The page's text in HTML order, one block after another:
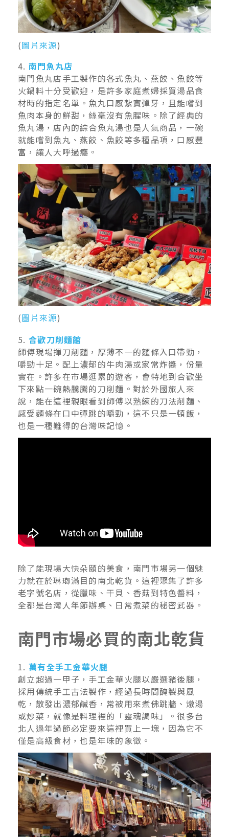
(圖片來源)
4. 南門魚丸店
南門魚丸店手工製作的各式魚丸、燕餃、魚餃等
火鍋料十分受歡迎，是許多家庭煮婦採買湯品食
材時的指定名單。魚丸口感紮實彈牙，且能嚐到
魚肉本身的鮮甜，絲毫沒有魚腥味。除了經典的
魚丸湯，店內的綜合魚丸湯也是人氣商品，一碗
就能嚐到魚丸、燕餃、魚餃等多種品項，口感豐
富，讓人大呼過癮。
(圖片來源)
5. 合歡刀削麵館
師傅現場揮刀削麵，厚薄不一的麵條入口帶勁，
嚼勁十足。配上濃郁的牛肉湯或家常炸醬，份量
實在。許多在市場逛累的遊客，會特地到合歡坐
下來點一碗熱騰騰的刀削麵。對於外國旅人來
說，能在這裡親眼看到師傅以熟練的刀法削麵、
感受麵條在口中彈跳的嚼勁，這不只是一頓飯，
也是一種難得的台灣味記憶。
除了能現場大快朵頤的美食，南門市場另一個魅
力就在於琳瑯滿目的南北乾貨。這裡聚集了許多
老字號名店，從臘味、干貝、香菇到特色醬料，
全都是台灣人年節辦桌、日常煮菜的秘密武器。
南門市場必買的南北乾貨
1. 萬有全手工金華火腿
創立超過一甲子，手工金華火腿以嚴選豬後腿，
採用傳統手工古法製作，經過長時間醃製與風
乾，散發出濃郁鹹香，常被用來煮佛跳牆、燉湯
或炒菜，就像是料理裡的「靈魂調味」。很多台
北人過年過節必定要來這裡買上一塊，因為它不
僅是高級食材，也是年味的象徵。